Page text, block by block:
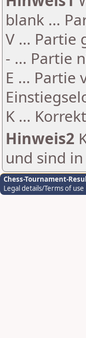
blank ...
V ... Partie
- ... Partie
E ... Partie
K ...
Hinweis2
und sind
Chess-Tournament-
Legal details/Terms of use